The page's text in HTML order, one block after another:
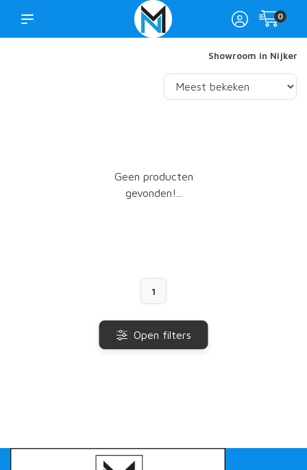
0
Showroom in Nijkerk
Geen producten
gevonden!...
1
Open filters